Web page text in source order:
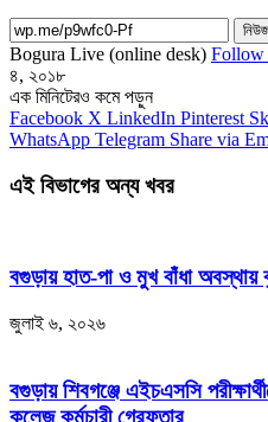
Bogura Live (online desk) Follow
৪, ২০১৮
এক মিনিটেরও কমে পড়ুন
Facebook X LinkedIn Pinterest
WhatsApp Telegram Share via
এই বিভাগের অন্য খবর
বগুড়ায় হাত-পা ও মুখ বাঁধা অবস্থায়
জুলাই ৬, ২০২৬
বগুড়ায় শিবগঞ্জে এইচএসসি
কলেজ কর্মচারী গ্রেফতার